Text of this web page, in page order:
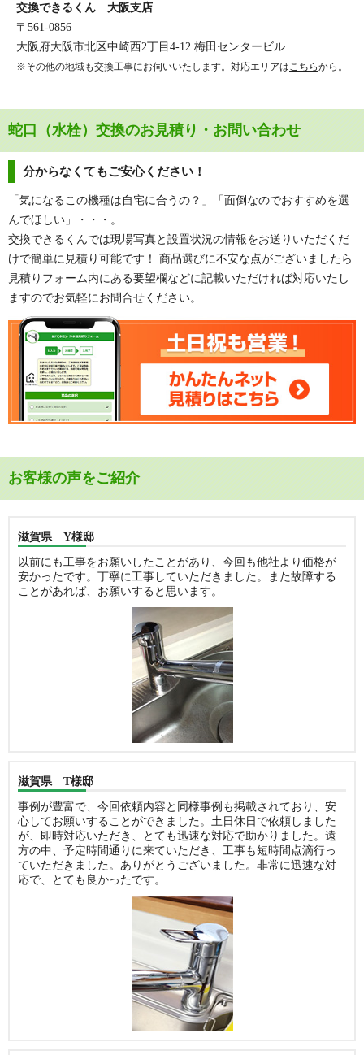
交換できるくん 大阪支店
〒561-0856
大阪府大阪市北区中崎西2丁目4-12 梅田センタービル
※その他の地域も交換工事にお伺いいたします。対応エリアはこちらから。
蛇口（水栓）交換のお見積り・お問い合わせ
分からなくてもご安心ください！
「気になるこの機種は自宅に合うの？」「面倒なのでおすすめを選
んでほしい」・・・。
交換できるくんでは現場写真と設置状況の情報をお送りいただくだ
けで簡単に見積り可能です！ 商品選びに不安な点がございましたら
見積りフォーム内にある要望欄などに記載いただければ対応いたし
ますのでお気軽にお問合せください。
お客様の声をご紹介
滋賀県 Y様邸
以前にも工事をお願いしたことがあり、今回も他社より価格が
安かったです。丁寧に工事していただきました。また故障する
ことがあれば、お願いすると思います。
滋賀県 T様邸
事例が豊富で、今回依頼内容と同様事例も掲載されており、安
心してお願いすることができました。土日休日で依頼しました
が、即時対応いただき、とても迅速な対応で助かりました。遠
方の中、予定時間通りに来ていただき、工事も短時間点滴行っ
ていただきました。ありがとうございました。非常に迅速な対
応で、とても良かったです。